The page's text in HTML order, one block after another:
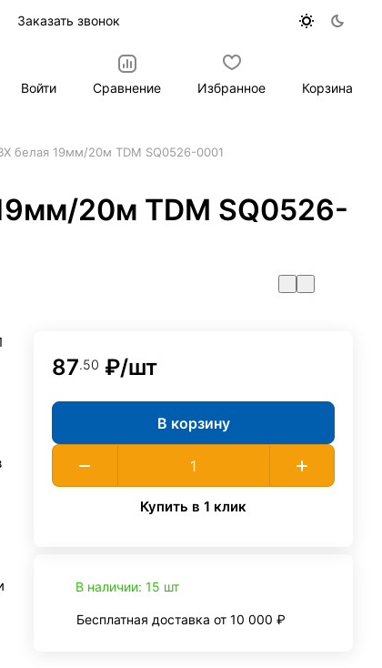
Заказать звонок
Войти Сравнение Избранное Корзина
белая 19мм/20м TDM SQ0526-0001
20м TDM SQ0526-
87.50 ₽/шт
В корзину
Купить в 1 клик
В наличии: 15 шт
Бесплатная доставка от 10 000 ₽